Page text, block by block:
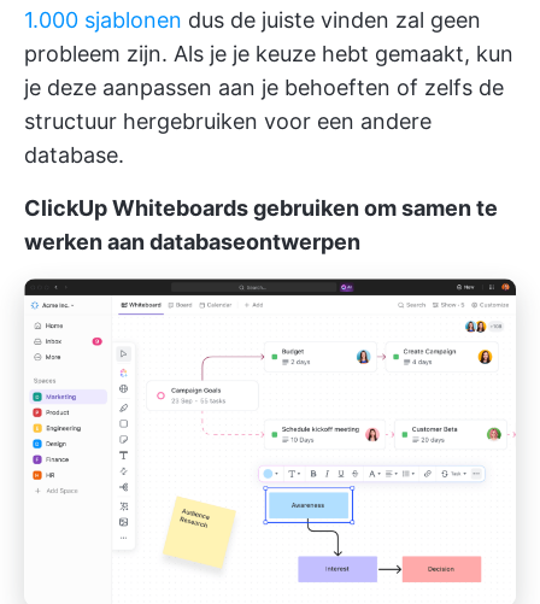
1.000 sjablonen dus de juiste vinden zal geen
probleem zijn. Als je je keuze hebt gemaakt, kun
je deze aanpassen aan je behoeften of zelfs de
structuur hergebruiken voor een andere
database.
ClickUp Whiteboards gebruiken om samen te
werken aan databaseontwerpen